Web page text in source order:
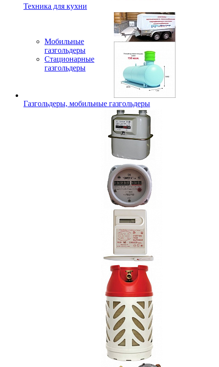
Техника для кухни
Мобильные
газгольдеры
Стационарные
газгольдеры
Газгольдеры, мобильные газгольдеры